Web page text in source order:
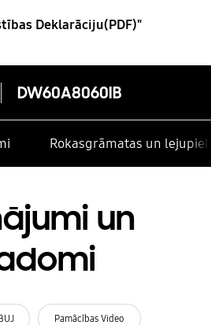
Deklarāciju(PDF)"
DW60A8060IB
Rokasgrāmatas un
un
Pamācības Video